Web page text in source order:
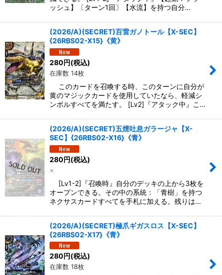
ッシュ】〔ターン1回〕【水流】を持つ自分…
(2026/A)(SECRET)百雷ガノトール【X-SEC】
{26RBS02-X15}《黄》
280円(税込)
在庫数 14枚
このカードを召喚する時、このターンに自分が
黄のマジックカードを使用していたなら、軽減シ
ンボルすべてを満たす。 [Lv2]『アタック中』こ…
(2026/A)(SECRET)五煙吐息ガラージャ【X-
SEC】{26RBS02-X16}《青》
280円(税込)
×
[Lv1-2]『召喚時』自分のデッキの上から3枚を
オープンできる。その中の系統：「青樹」を持つ
ネクサスカードすべてを手札に加える。残りは…
(2026/A)(SECRET)極爪ギガスロス【X-SEC】
{26RBS02-X17}《青》
280円(税込)
在庫数 18枚